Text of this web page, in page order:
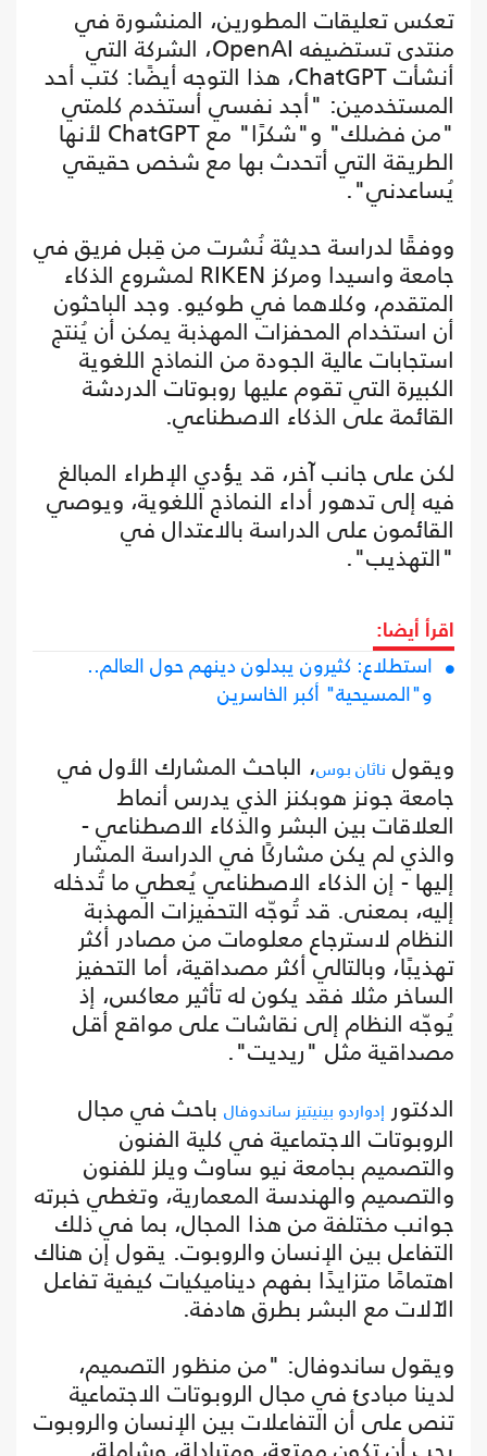
تعكس تعليقات المطورين، المنشورة في
منتدى تستضيفه OpenAI، الشركة التي
أنشأت ChatGPT، هذا التوجه أيضًا: كتب أحد
المستخدمين: "أجد نفسي أستخدم كلمتي
"من فضلك" و"شكرًا" مع ChatGPT لأنها
الطريقة التي أتحدث بها مع شخص حقيقي
يُساعدني".
ووفقًا لدراسة حديثة نُشرت من قِبل فريق في
جامعة واسيدا ومركز RIKEN لمشروع الذكاء
المتقدم، وكلاهما في طوكيو. وجد الباحثون
أن استخدام المحفزات المهذبة يمكن أن يُنتج
استجابات عالية الجودة من النماذج اللغوية
الكبيرة التي تقوم عليها روبوتات الدردشة
القائمة على الذكاء الاصطناعي.
لكن على جانب آخر، قد يؤدي الإطراء المبالغ
فيه إلى تدهور أداء النماذج اللغوية، ويوصي
القائمون على الدراسة بالاعتدال في
"التهذيب".
اقرأ أيضا:
استطلاع: كثيرون يبدلون دينهم حول العالم..
و"المسيحية" أكبر الخاسرين
ويقول ناثان بوس، الباحث المشارك الأول في
جامعة جونز هوبكنز الذي يدرس أنماط
العلاقات بين البشر والذكاء الاصطناعي -
والذي لم يكن مشاركًا في الدراسة المشار
إليها - إن الذكاء الاصطناعي يُعطي ما تُدخله
إليه، بمعنى. قد تُوجّه التحفيزات المهذبة
النظام لاسترجاع معلومات من مصادر أكثر
تهذيبًا، وبالتالي أكثر مصداقية، أما التحفيز
الساخر مثلا فقد يكون له تأثير معاكس، إذ
يُوجّه النظام إلى نقاشات على مواقع أقل
مصداقية مثل "ريديت".
الدكتور إدواردو بينيتيز ساندوفال باحث في مجال
الروبوتات الاجتماعية في كلية الفنون
والتصميم بجامعة نيو ساوث ويلز للفنون
والتصميم والهندسة المعمارية، وتغطي خبرته
جوانب مختلفة من هذا المجال، بما في ذلك
التفاعل بين الإنسان والروبوت. يقول إن هناك
اهتمامًا متزايدًا بفهم ديناميكيات كيفية تفاعل
الآلات مع البشر بطرق هادفة.
ويقول ساندوفال: "من منظور التصميم،
لدينا مبادئ في مجال الروبوتات الاجتماعية
تنص على أن التفاعلات بين الإنسان والروبوت